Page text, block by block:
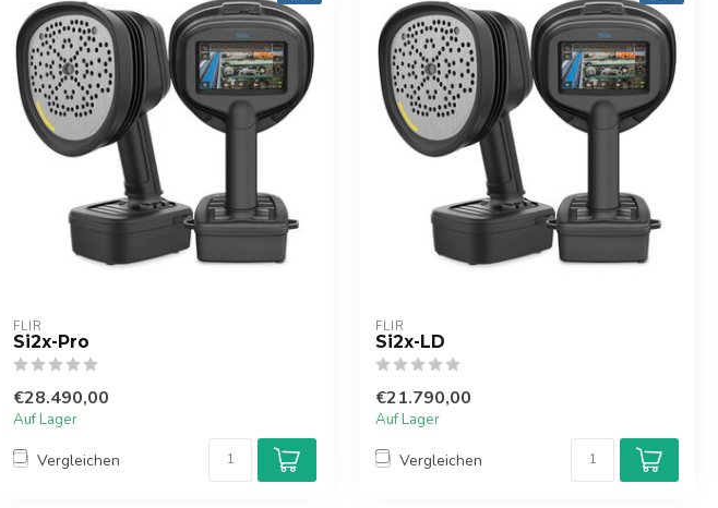
FLIR
Si2x-Pro
€28.490,00
Auf Lager
Vergleichen
FLIR
Si2x-LD
€21.790,00
Auf Lager
Vergleichen